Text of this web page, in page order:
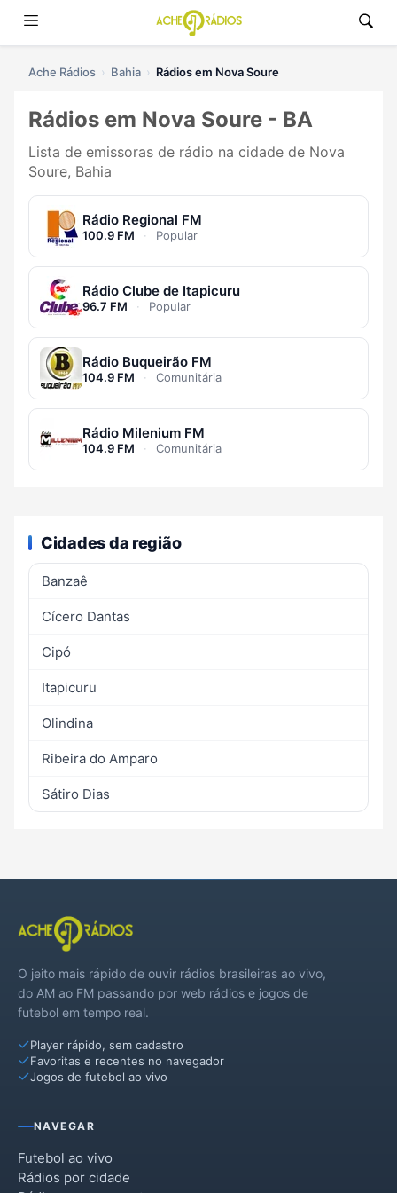
Ache Rádios Bahia Rádios em Nova Soure
Rádios em Nova Soure - BA
Lista de emissoras de rádio na cidade de Nova
Soure, Bahia
Rádio Regional FM
100.9 FM · Popular
Rádio Clube de Itapicuru
96.7 FM · Popular
Rádio Buqueirão FM
104.9 FM · Comunitária
Rádio Milenium FM
104.9 FM · Comunitária
Cidades da região
Banzaê
Cícero Dantas
Cipó
Itapicuru
Olindina
Ribeira do Amparo
Sátiro Dias
O jeito mais rápido de ouvir rádios brasileiras ao vivo,
do AM ao FM passando por web rádios e jogos de
futebol em tempo real.
Player rápido, sem cadastro
Favoritas e recentes no navegador
Jogos de futebol ao vivo
NAVEGAR
Futebol ao vivo
Rádios por cidade